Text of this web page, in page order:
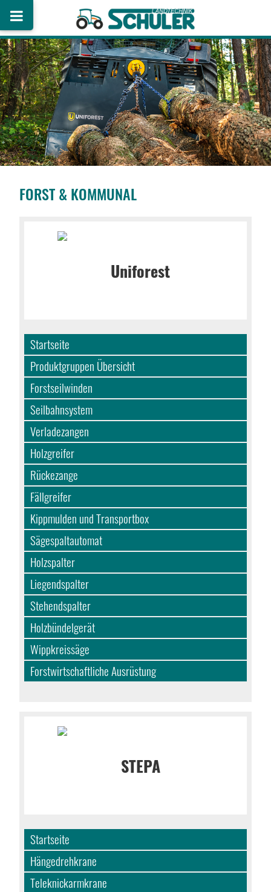
FORST & KOMMUNAL
Startseite
Produktgruppen Übersicht
Forstseilwinden
Seilbahnsystem
Verladezangen
Holzgreifer
Rückezange
Fällgreifer
Kippmulden und Transportbox
Sägespaltautomat
Holzspalter
Liegendspalter
Stehendspalter
Holzbündelgerät
Wippkreissäge
Forstwirtschaftliche Ausrüstung
Startseite
Hängedrehkrane
Teleknickarmkrane